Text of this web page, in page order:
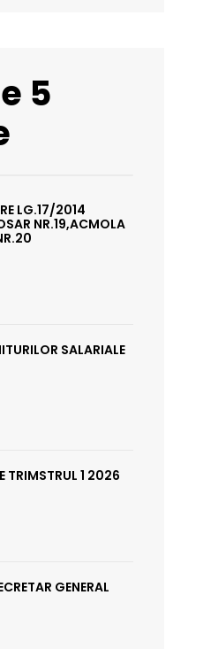
5
LG.17/2014
NR.19,ACMOLA
SALARIALE
TRIMSTRUL 1 2026
GENERAL